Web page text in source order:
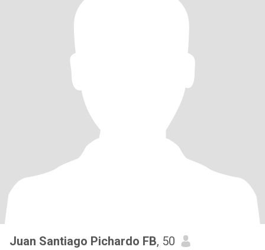
Juan Santiago Pichardo FB, 50